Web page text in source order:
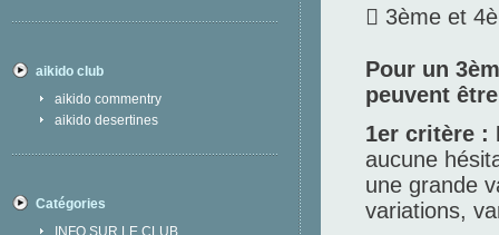
aikido club
aikido commentry
aikido desertines
Catégories
INFO SUR LE CLUB
 3ème et
Pour un
peuvent
1er critère :
aucune
une grande
variations,